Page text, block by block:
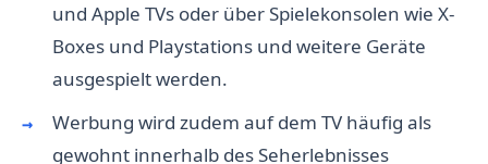
und Apple TVs oder über Spielekonsolen wie X-
Boxes und Playstations und weitere Geräte
ausgespielt werden.
Werbung wird zudem auf dem TV häufig als
gewohnt innerhalb des Seherlebnisses